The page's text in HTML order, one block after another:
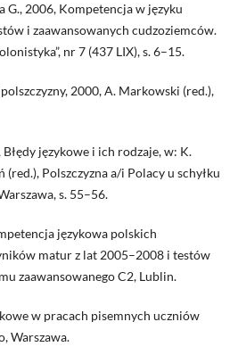
G., 2006, Kompetencja w języku
i zaawansowanych cudzoziemców.
nr 7 (437 LIX), s. 6–15.
2000, A. Markowski (red.),
językowe i ich rodzaje, w: K.
Polszczyzna a/i Polacy u schyłku
s. 55–56.
językowa polskich
matur z lat 2005–2008 i testów
zaawansowanego C2, Lublin.
w pracach pisemnych uczniów
Warszawa.